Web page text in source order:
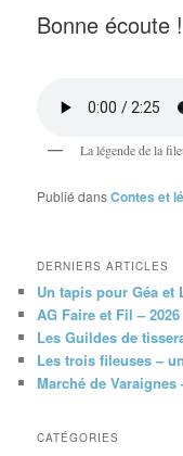
Bonne écoute !
La légende de la
Publié dansContes et
DERNIERS ARTICLES
Un tapis pour Géa et
AG Faire et Fil – 2026
Les Guildes de
Les trois fileuses –
Marché de Varaignes
CATÉGORIES